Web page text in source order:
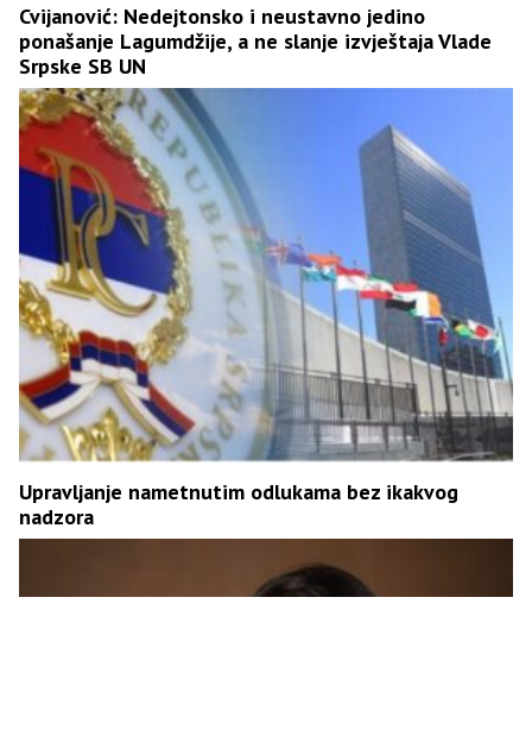
Cvijanović: Nedejtonsko i neustavno jedino
ponašanje Lagumdžije, a ne slanje izvještaja Vlade
Srpske SB UN
Upravljanje nametnutim odlukama bez ikakvog
nadzora